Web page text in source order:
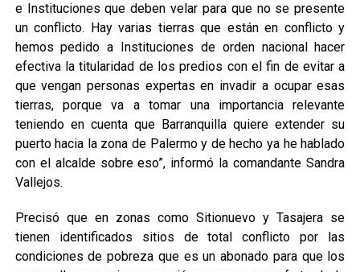
e Instituciones que deben velar para que no se presente
un conflicto. Hay varias tierras que están en conflicto y
hemos pedido a Instituciones de orden nacional hacer
efectiva la titularidad de los predios con el fin de evitar a
que vengan personas expertas en invadir a ocupar esas
tierras, porque va a tomar una importancia relevante
teniendo en cuenta que Barranquilla quiere extender su
puerto hacia la zona de Palermo y de hecho ya he hablado
con el alcalde sobre eso”, informó la comandante Sandra
Vallejos.
Precisó que en zonas como Sitionuevo y Tasajera se
tienen identificados sitios de total conflicto por las
condiciones de pobreza que es un abonado para que los